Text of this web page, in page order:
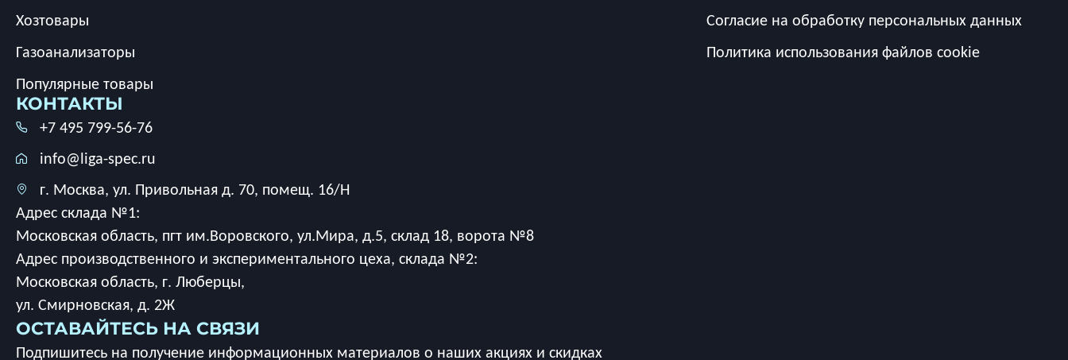
Хозтовары
Газоанализаторы
Популярные товары
Согласие на обработку персональных данных
Политика использования файлов cookie
КОНТАКТЫ
+7 495 799-56-76
info@liga-spec.ru
г. Москва, ул. Привольная д. 70, помещ. 16/Н
Адрес склада №1:
Московская область, пгт им.Воровского, ул.Мира, д.5, склад 18, ворота №8
Адрес производственного и экспериментального цеха, склада №2:
Московская область, г. Люберцы,
ул. Смирновская, д. 2Ж
ОСТАВАЙТЕСЬ НА СВЯЗИ
Подпишитесь на получение информационных материалов о наших акциях и скидках